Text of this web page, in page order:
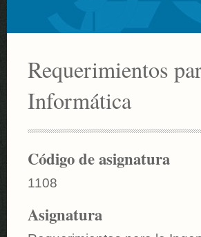
Requerimientos
Informática
Código de asignatura
1108
Asignatura